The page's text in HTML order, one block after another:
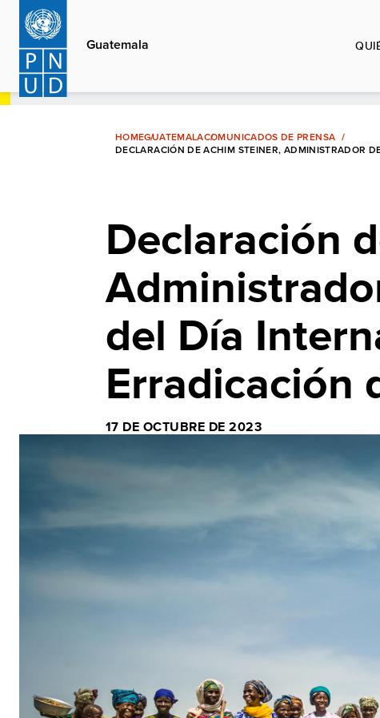
Pasar
contenido
principal
Guatemala
HOMEGUATEMALACOMUNICADOS DE PRENSA
DECLARACIÓN DE ACHIM STEINER, ADMINISTRADOR
Declaración
del Día
Erradicación
17 DE OCTUBRE DE 2023